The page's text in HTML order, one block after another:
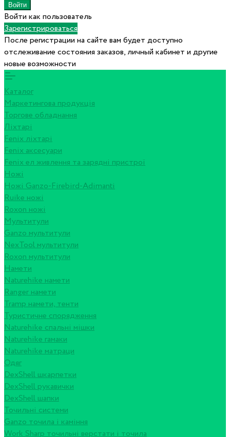
Войти как пользователь
Зарегистрироваться
После регистрации на сайте вам будет доступно
отслеживание состояния заказов, личный кабинет и другие
новые возможности
Каталог
Маркетингова продукція
Торгове обладнання
Ліхтарі
Fenix ліхтарі
Fenix аксесуари
Fenix ел живлення та зарядні пристрої
Ножі
Ножі Ganzo-Firebird-Adimanti
Ruike ножі
Roxon ножi
Мультитули
Ganzo мультитули
NexTool мультитули
Roxon мультитули
Намети
Naturehike намети
Ranger намети
Tramp намети, тенти
Туристичне спорядження
Naturehike спальні мішки
Naturehike гамаки
Naturehike матраци
Одяг
DexShell шкарпетки
DexShell рукавички
DexShell шапки
Точильні системи
Ganzo точила і каміння
Work Sharp точильні верстати і точила